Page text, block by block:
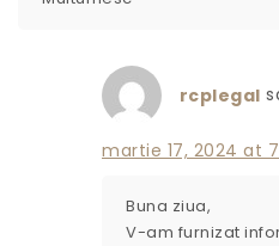
rcplegal
martie 17, 2024 at
Buna ziua,
V-am furnizat